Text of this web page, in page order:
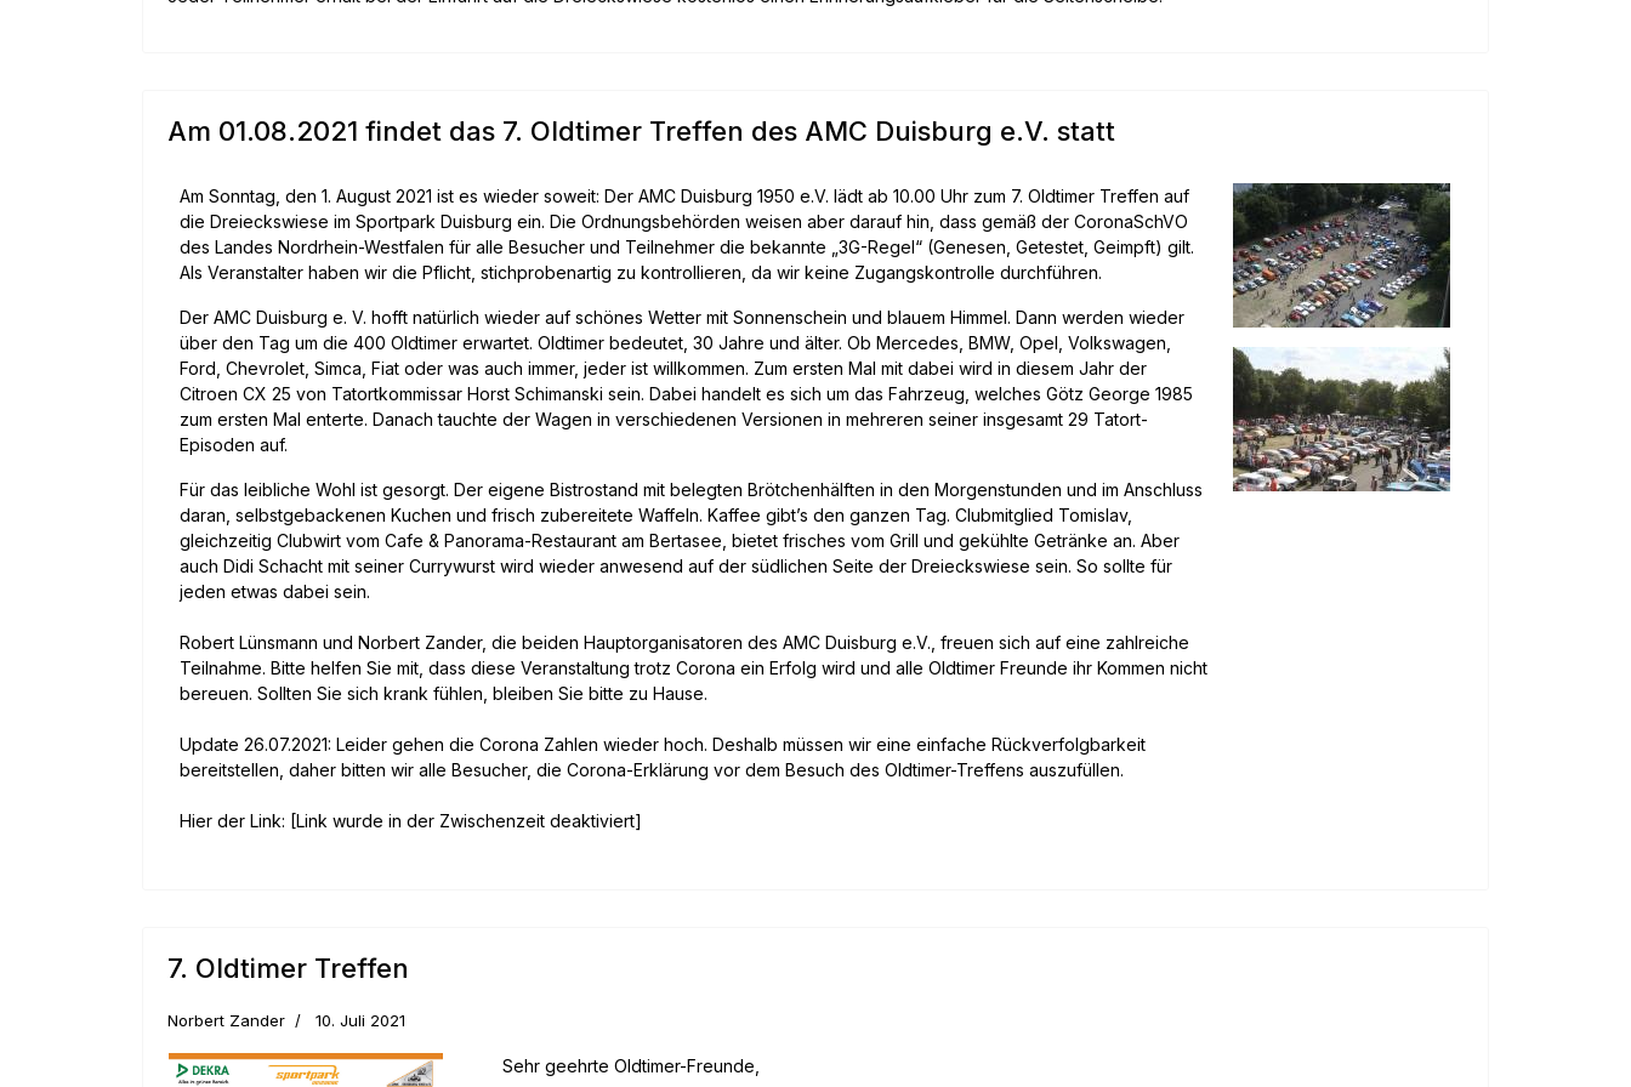
Am 01.08.2021 findet das 7. Oldtimer Treffen des AMC Duisburg e.V. statt
Am Sonntag, den 1. August 2021 ist es wieder soweit: Der AMC Duisburg 1950 e.V. lädt ab 10.00 Uhr zum 7. Oldtimer Treffen auf
die Dreieckswiese im Sportpark Duisburg ein. Die Ordnungsbehörden weisen aber darauf hin, dass gemäß der CoronaSchVO
des Landes Nordrhein-Westfalen für alle Besucher und Teilnehmer die bekannte „3G-Regel“ (Genesen, Getestet, Geimpft) gilt.
Als Veranstalter haben wir die Pflicht, stichprobenartig zu kontrollieren, da wir keine Zugangskontrolle durchführen.
Der AMC Duisburg e. V. hofft natürlich wieder auf schönes Wetter mit Sonnenschein und blauem Himmel. Dann werden wieder
über den Tag um die 400 Oldtimer erwartet. Oldtimer bedeutet, 30 Jahre und älter. Ob Mercedes, BMW, Opel, Volkswagen,
Ford, Chevrolet, Simca, Fiat oder was auch immer, jeder ist willkommen. Zum ersten Mal mit dabei wird in diesem Jahr der
Citroen CX 25 von Tatortkommissar Horst Schimanski sein. Dabei handelt es sich um das Fahrzeug, welches Götz George 1985
zum ersten Mal enterte. Danach tauchte der Wagen in verschiedenen Versionen in mehreren seiner insgesamt 29 Tatort-
Episoden auf.
Für das leibliche Wohl ist gesorgt. Der eigene Bistrostand mit belegten Brötchenhälften in den Morgenstunden und im Anschluss
daran, selbstgebackenen Kuchen und frisch zubereitete Waffeln. Kaffee gibt’s den ganzen Tag. Clubmitglied Tomislav,
gleichzeitig Clubwirt vom Cafe & Panorama-Restaurant am Bertasee, bietet frisches vom Grill und gekühlte Getränke an. Aber
auch Didi Schacht mit seiner Currywurst wird wieder anwesend auf der südlichen Seite der Dreieckswiese sein. So sollte für
jeden etwas dabei sein.
Robert Lünsmann und Norbert Zander, die beiden Hauptorganisatoren des AMC Duisburg e.V., freuen sich auf eine zahlreiche
Teilnahme. Bitte helfen Sie mit, dass diese Veranstaltung trotz Corona ein Erfolg wird und alle Oldtimer Freunde ihr Kommen nicht
bereuen. Sollten Sie sich krank fühlen, bleiben Sie bitte zu Hause.
Update 26.07.2021: Leider gehen die Corona Zahlen wieder hoch. Deshalb müssen wir eine einfache Rückverfolgbarkeit
bereitstellen, daher bitten wir alle Besucher, die Corona-Erklärung vor dem Besuch des Oldtimer-Treffens auszufüllen.
Hier der Link: [Link wurde in der Zwischenzeit deaktiviert]
7. Oldtimer Treffen
Norbert Zander 10. Juli 2021
Sehr geehrte Oldtimer-Freunde,